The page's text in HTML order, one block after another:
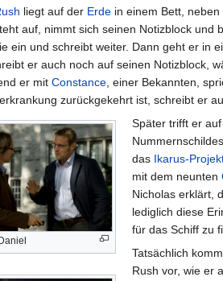
liegt auf der Erde in einem Bett,
auf, nimmt sich seinen Notizblock
ein und schreibt weiter. Dann geht er in
er auch noch auf seinen Notizblock,
er mit Constance, einer Bekannten,
zurückgekehrt ist, schreibt er
Später trifft er
das Ikarus-
mit dem neunten
Nicholas erklärt,
lediglich diese
für das Schiff zu
Tatsächlich
Rush vor, wie er